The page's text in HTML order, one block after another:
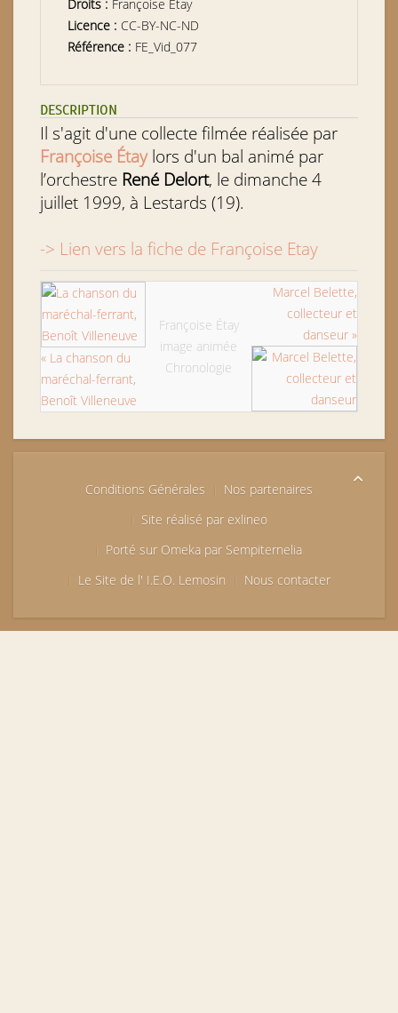
Droits : Françoise Étay
Licence : CC-BY-NC-ND
Référence : FE_Vid_077
DESCRIPTION
Il s'agit d'une collecte filmée réalisée par
Françoise Étay lors d'un bal animé par
l’orchestre René Delort, le dimanche 4
juillet 1999, à Lestards (19).
-> Lien vers la fiche de Françoise Etay
« La chanson du
maréchal-ferrant,
Benoît Villeneuve
Françoise Étay
image animée
Chronologie
Marcel Belette,
collecteur et
danseur »
Conditions Générales
Nos partenaires
Site réalisé par exlineo
Porté sur Omeka par Sempiternelia
Le Site de l' I.E.O. Lemosin
Nous contacter